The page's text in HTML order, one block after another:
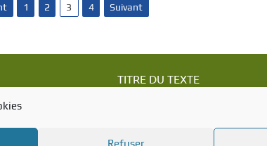
Refuser
1 2 3 4 Suivant
TITRE DU TEXTE
d'essai